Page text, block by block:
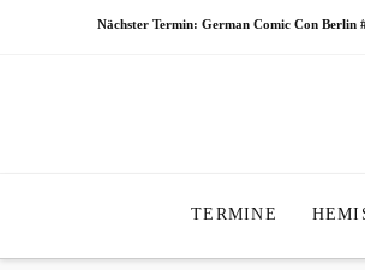
Nächster Termin: German Comic Con Berlin
TERMINE